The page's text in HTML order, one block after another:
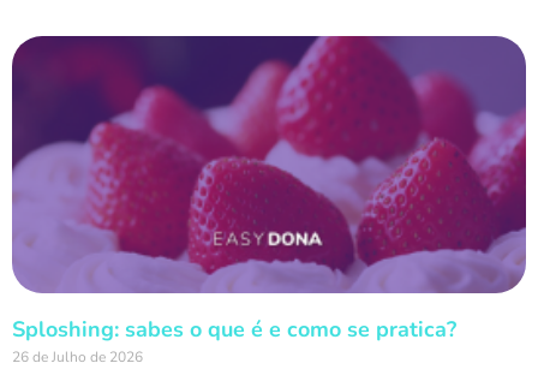
Sploshing: sabes o que é e como se pratica?
26 de Julho de 2026